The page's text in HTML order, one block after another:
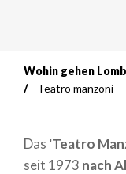
Wohin gehen
Teatro manzoni
Das 'Teatro
seit 1973 nach